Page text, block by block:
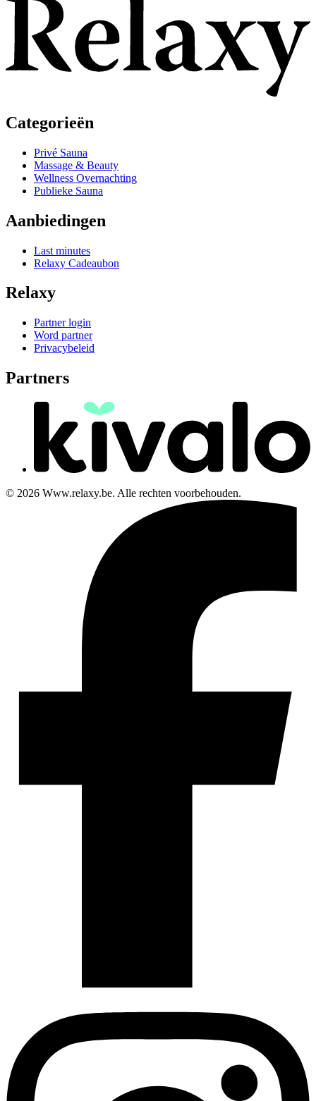
Categorieën
Privé Sauna
Massage & Beauty
Wellness Overnachting
Publieke Sauna
Aanbiedingen
Last minutes
Relaxy Cadeaubon
Relaxy
Partner login
Word partner
Privacybeleid
Partners
© 2026 Www.relaxy.be. Alle rechten voorbehouden.